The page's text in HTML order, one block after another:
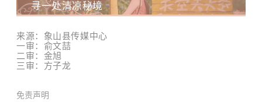
寻一处清凉秘境
来源：象山县传媒中心
一审：俞文喆
二审：金旭
三审：方子龙
免责声明